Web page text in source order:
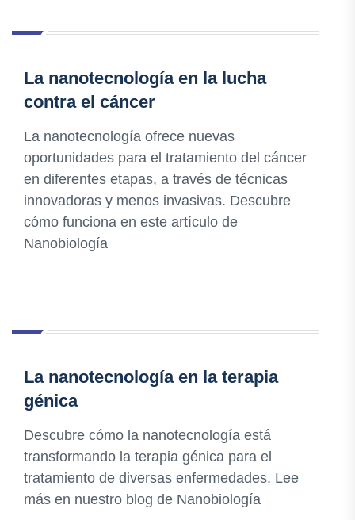
La nanotecnología en la lucha
contra el cáncer
La nanotecnología ofrece nuevas
oportunidades para el tratamiento del cáncer
en diferentes etapas, a través de técnicas
innovadoras y menos invasivas. Descubre
cómo funciona en este artículo de
Nanobiología
La nanotecnología en la terapia
génica
Descubre cómo la nanotecnología está
transformando la terapia génica para el
tratamiento de diversas enfermedades. Lee
más en nuestro blog de Nanobiología